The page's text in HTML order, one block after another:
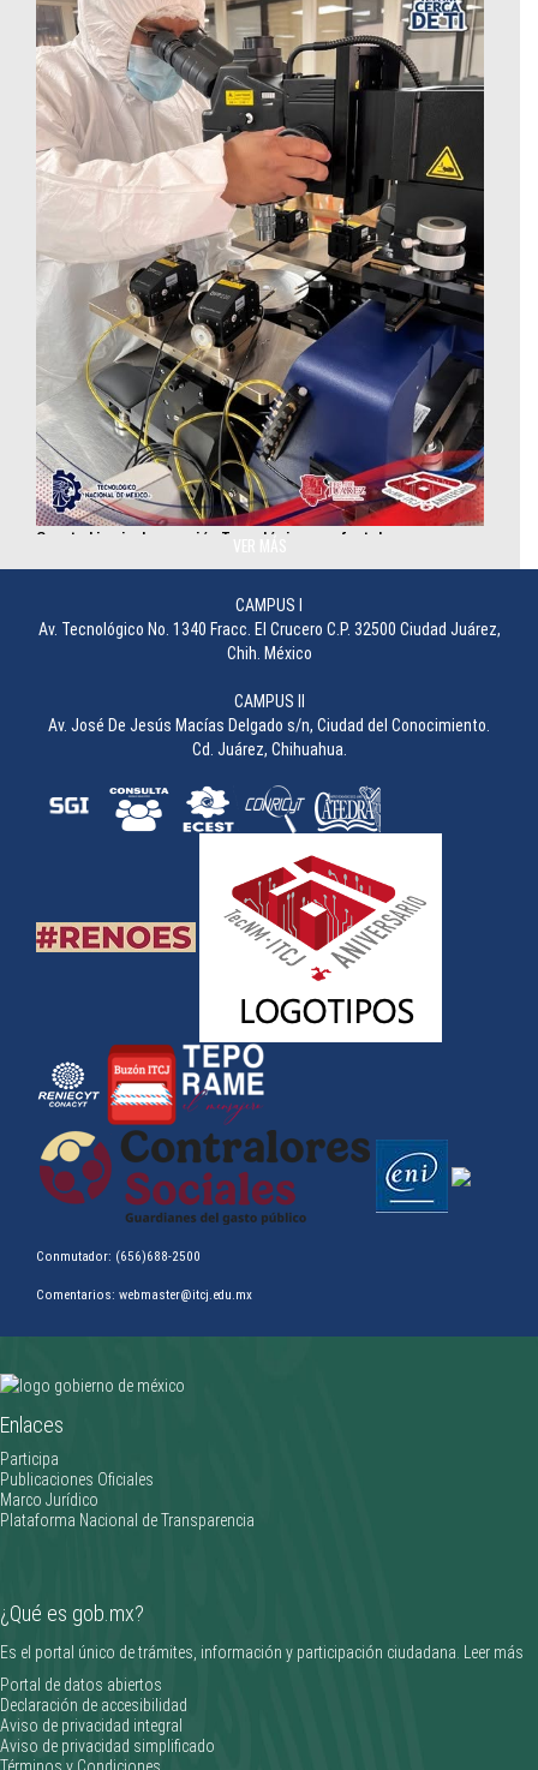
Cuarto Limpio: Innovación Tecnológica que fortalece
investigación en semiconductores
Concurso de Carteles durante la 49 Semana Académica
Clifford Gardner triunfa en la Olimpiada Nacional CONADE 2026
CAMPUS I
Av. Tecnológico No. 1340 Fracc. El Crucero C.P. 32500 Ciudad Juárez,
Chih. México
CAMPUS II
Av. José De Jesús Macías Delgado s/n, Ciudad del Conocimiento.
Cd. Juárez, Chihuahua.
Conmutador: (656)688-2500
Comentarios: webmaster@itcj.edu.mx
Enlaces
Participa
Publicaciones Oficiales
Marco Jurídico
Plataforma Nacional de Transparencia
¿Qué es gob.mx?
Es el portal único de trámites, información y participación ciudadana. Leer más
Portal de datos abiertos
Declaración de accesibilidad
Aviso de privacidad integral
Aviso de privacidad simplificado
Términos y Condiciones